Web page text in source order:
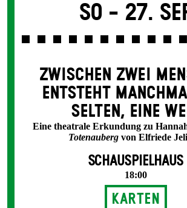
So - 27.
ZWISCHEN ZWEI
ENT­STEHT
SELTEN, EINE
Eine theatrale Erkundung zu
Totenauberg von Elfriede
SCHAUSPIELHAUS
18:00
Karten